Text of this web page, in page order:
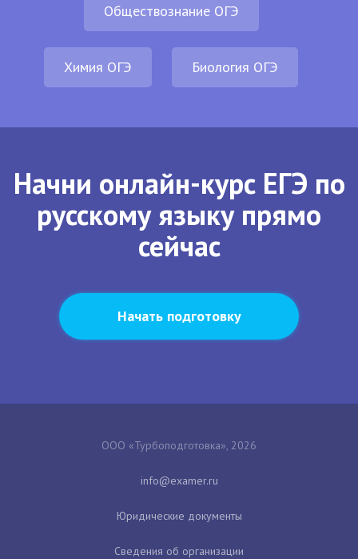
Обществознание ОГЭ
Химия ОГЭ Биология ОГЭ
Начни онлайн-курс ЕГЭ по
русскому языку прямо
сейчас
Начать подготовку
ООО «Турбоподготовка», 2026
Юридические документы
Сведения об организации